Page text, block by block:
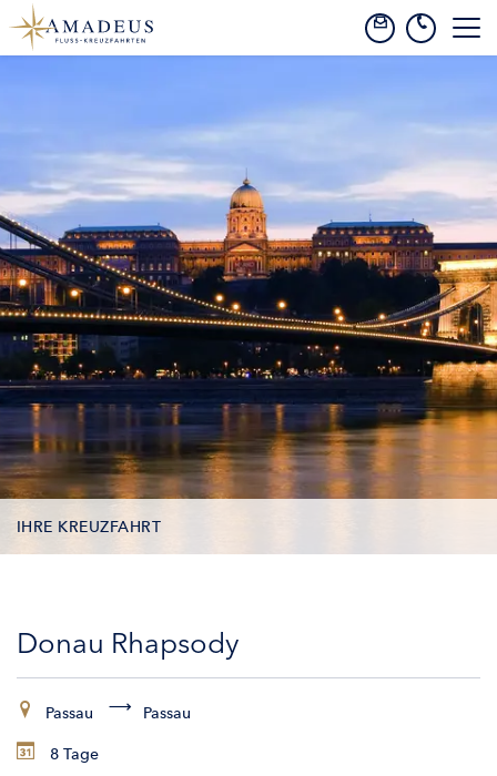
IHRE KREUZFAHRT
KABINEN
Donau Rhapsody
Passau Passau
8 Tage